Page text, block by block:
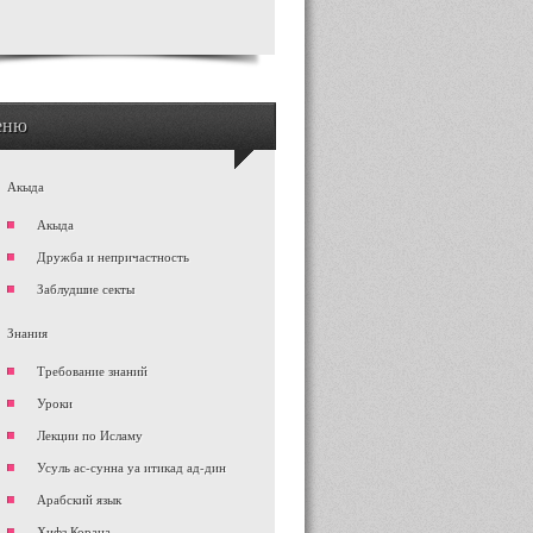
Акыда
Акыда
Дружба и непричастность
Заблудшие секты
Знания
Требование знаний
Уроки
Лекции по Исламу
Усуль ас-сунна уа итикад ад-дин
Арабский язык